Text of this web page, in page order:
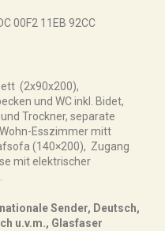
00F2 11EB 92CC
(2x90x200),
und WC inkl. Bidet,
Trockner, separate
Esszimmer mitt
(140×200), Zugang
mit elektrischer
Sender, Deutsch,
u.v.m., Glasfaser